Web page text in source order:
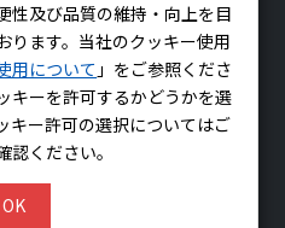
イトはこちら
Inc.
性及び品質の維持・向上を目
ります。当社のクッキー使用
用について 」をご参照くださ
キーを許可するかどうかを選
キー許可の選択についてはご
ください。
OK